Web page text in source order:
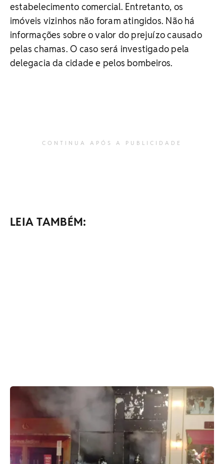
estabelecimento comercial. Entretanto, os
imóveis vizinhos não foram atingidos. Não há
informações sobre o valor do prejuízo causado
pelas chamas. O caso será investigado pela
delegacia da cidade e pelos bombeiros.
CONTINUA APÓS A PUBLICIDADE
LEIA TAMBÉM: